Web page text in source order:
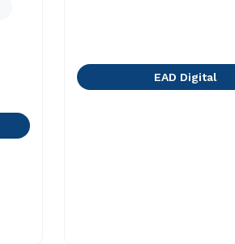
EAD Digital